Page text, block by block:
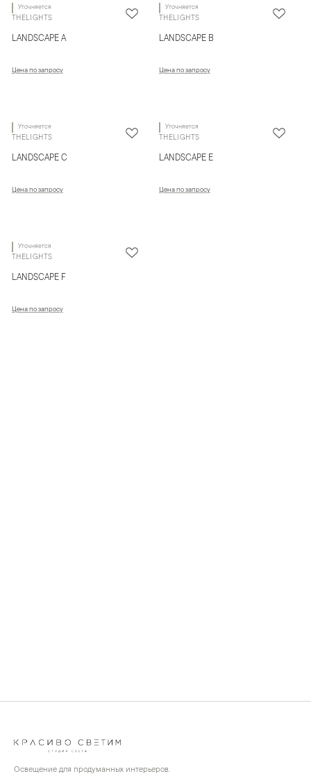
Уточняется
THELIGHTS
LANDSCAPE A
Цена по запросу
Уточняется
THELIGHTS
LANDSCAPE B
Цена по запросу
Уточняется
THELIGHTS
LANDSCAPE C
Цена по запросу
Уточняется
THELIGHTS
LANDSCAPE E
Цена по запросу
Уточняется
THELIGHTS
LANDSCAPE F
Цена по запросу
Освещение для продуманных интерьеров.